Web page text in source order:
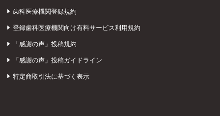
歯科医療機関登録規約
登録歯科医療機関向け有料サービス利用規約
「感謝の声」投稿規約
「感謝の声」投稿ガイドライン
特定商取引法に基づく表示